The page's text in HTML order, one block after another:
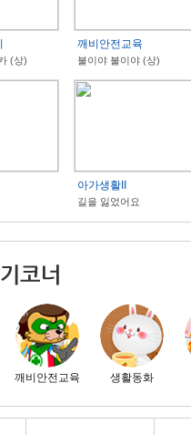
(상)
깨비안전교육
불이야 불이야 (상)
아가생활II
길을 잃었어요
깨비안전교육 생활동화